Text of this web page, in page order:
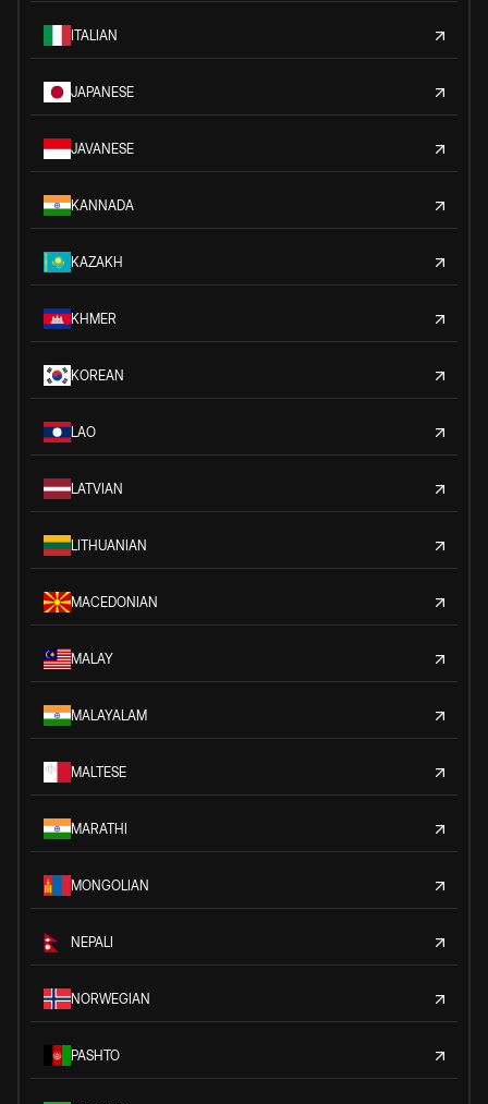
ITALIAN
JAPANESE
JAVANESE
KANNADA
KAZAKH
KHMER
KOREAN
LAO
LATVIAN
LITHUANIAN
MACEDONIAN
MALAY
MALAYALAM
MALTESE
MARATHI
MONGOLIAN
NEPALI
NORWEGIAN
PASHTO